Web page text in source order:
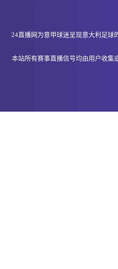
24直播网为意甲球迷呈现意大利足球
本站所有赛事直播信号均由用户收集